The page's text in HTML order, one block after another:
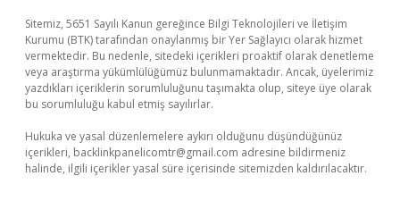
Sitemiz, 5651 Sayılı Kanun gereğince Bilgi Teknolojileri ve İletişim
Kurumu (BTK) tarafından onaylanmış bir Yer Sağlayıcı olarak hizmet
vermektedir. Bu nedenle, sitedeki içerikleri proaktif olarak denetleme
veya araştırma yükümlülüğümüz bulunmamaktadır. Ancak, üyelerimiz
yazdıkları içeriklerin sorumluluğunu taşımakta olup, siteye üye olarak
bu sorumluluğu kabul etmiş sayılırlar.
Hukuka ve yasal düzenlemelere aykırı olduğunu düşündüğünüz
içerikleri, backlinkpanelicomtr@gmail.com adresine bildirmeniz
halinde, ilgili içerikler yasal süre içerisinde sitemizden kaldırılacaktır.